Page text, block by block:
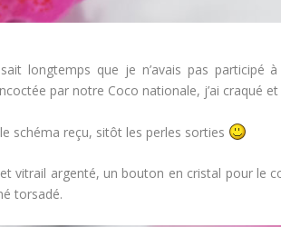
longtemps que je n’avais pas participé
par notre Coco nationale, j’ai craqué
schéma reçu, sitôt les perles sorties
vitrail argenté, un bouton en cristal pour
torsadé.